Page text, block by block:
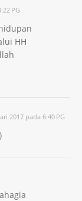
PG
HH
2017 pada 6:40 PG